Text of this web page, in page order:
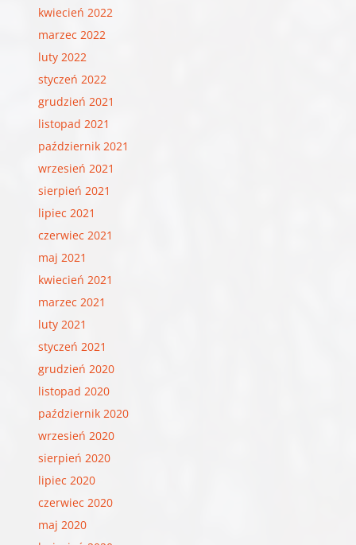
kwiecień 2022
marzec 2022
luty 2022
styczeń 2022
grudzień 2021
listopad 2021
październik 2021
wrzesień 2021
sierpień 2021
lipiec 2021
czerwiec 2021
maj 2021
kwiecień 2021
marzec 2021
luty 2021
styczeń 2021
grudzień 2020
listopad 2020
październik 2020
wrzesień 2020
sierpień 2020
lipiec 2020
czerwiec 2020
maj 2020